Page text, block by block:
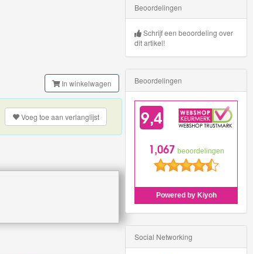
In winkelwagen
Voeg toe aan verlanglijst
Beoordelingen
Schrijf een beoordeling over
dit artikel!
Beoordelingen
Social Networking